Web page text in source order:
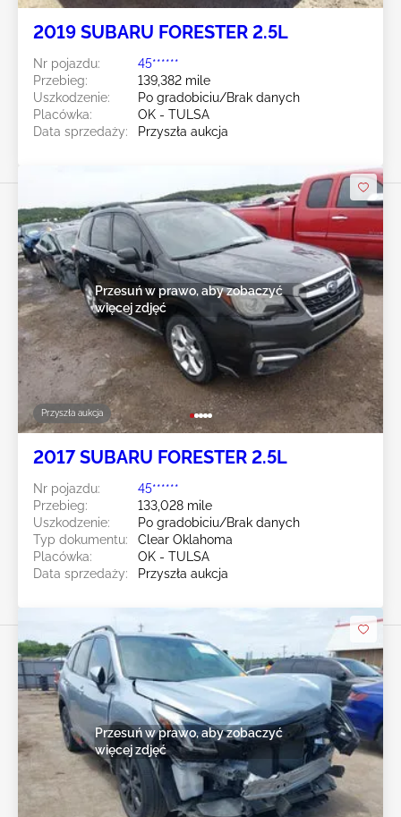
2019 SUBARU FORESTER 2.5L
Nr pojazdu:
45******
Przebieg:
139,382 mile
Uszkodzenie:
Po gradobiciu/Brak danych
Placówka:
OK - TULSA
Data sprzedaży:
Przyszła aukcja
Przyszła aukcja
Przesuń w prawo, aby zobaczyć
więcej zdjęć
2017 SUBARU FORESTER 2.5L
Nr pojazdu:
45******
Przebieg:
133,028 mile
Uszkodzenie:
Po gradobiciu/Brak danych
Typ dokumentu:
Clear Oklahoma
Placówka:
OK - TULSA
Data sprzedaży:
Przyszła aukcja
Przesuń w prawo, aby zobaczyć
więcej zdjęć